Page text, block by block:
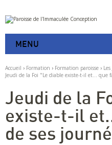
Aller
au
contenu.
à
navigation
Outils
personnels
MENU
Accueil › Formation › Formation paroisse ›
Jeudi de la Foi "Le diable existe-t-il et... que
Jeudi de la
existe-t-il
de ses